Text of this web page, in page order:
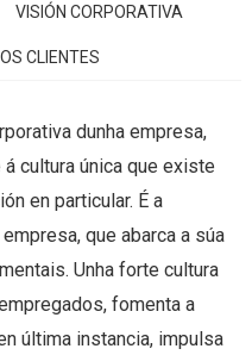
VISIÓN CORPORATIVA
CLIENTES
dunha empresa,
cultura única que existe
en particular. É a
que abarca a súa
Unha forte cultura
fomenta a
última instancia, impulsa